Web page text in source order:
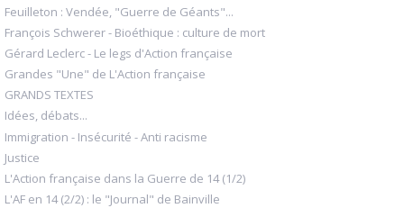
Feuilleton : Vendée, "Guerre de Géants"...
François Schwerer - Bioéthique : culture de mort
Gérard Leclerc - Le legs d'Action française
Grandes "Une" de L'Action française
GRANDS TEXTES
Idées, débats...
Immigration - Insécurité - Anti racisme
Justice
L'Action française dans la Guerre de 14 (1/2)
L'AF en 14 (2/2) : le "Journal" de Bainville